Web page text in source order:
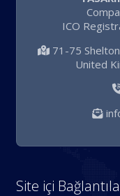
ICO
71-75
United
Site içi